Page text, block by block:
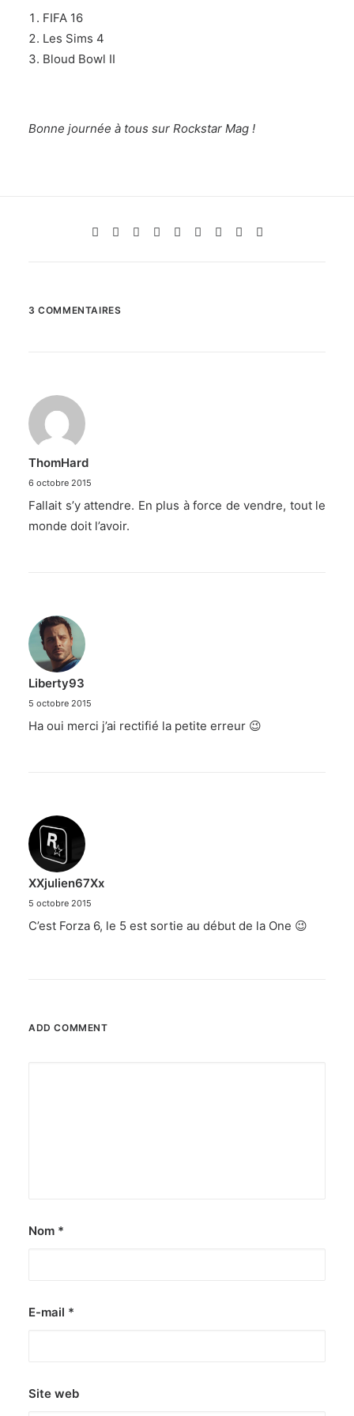
FIFA 16
Les Sims 4
Bloud Bowl II
Bonne journée à tous sur Rockstar Mag !
3 COMMENTAIRES
ThomHard
6 octobre 2015
Fallait s’y attendre. En plus à force de vendre, tout le
monde doit l’avoir.
Liberty93
5 octobre 2015
Ha oui merci j’ai rectifié la petite erreur 😉
XXjulien67Xx
5 octobre 2015
C’est Forza 6, le 5 est sortie au début de la One 😉
ADD COMMENT
Nom *
E-mail *
Site web